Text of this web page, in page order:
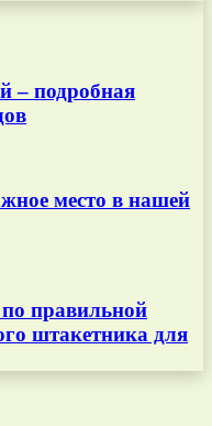
– подробная
место в нашей
правильной
штакетника для